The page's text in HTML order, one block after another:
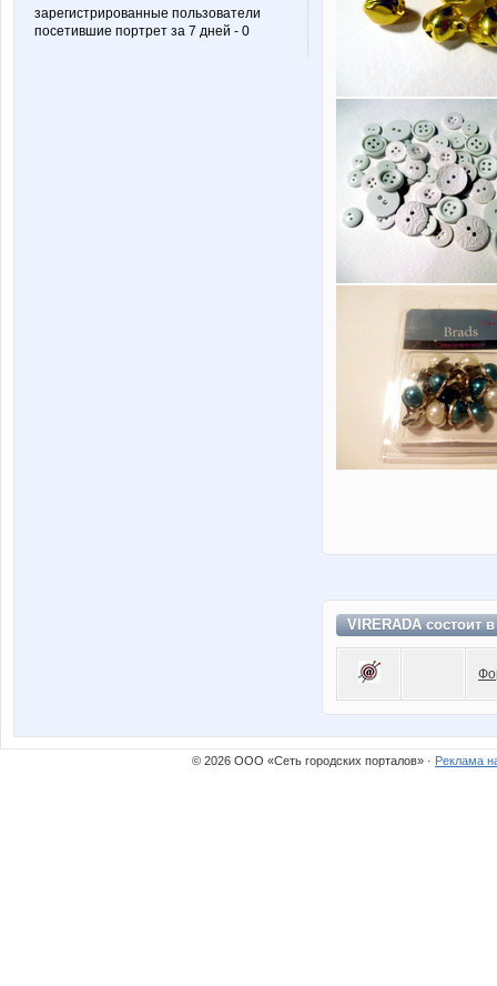
зарегистрированные пользователи
посетившие портрет за 7 дней - 0
VIRERADA состоит
© 2026 ООО «Сеть городских порталов» · Реклама